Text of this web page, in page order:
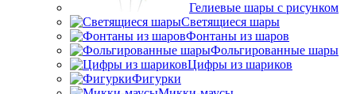
Гелиевые шары с рисунком
Светящиеся шары
Фонтаны из шаров
Фольгированные шары
Цифры из шариков
Фигурки